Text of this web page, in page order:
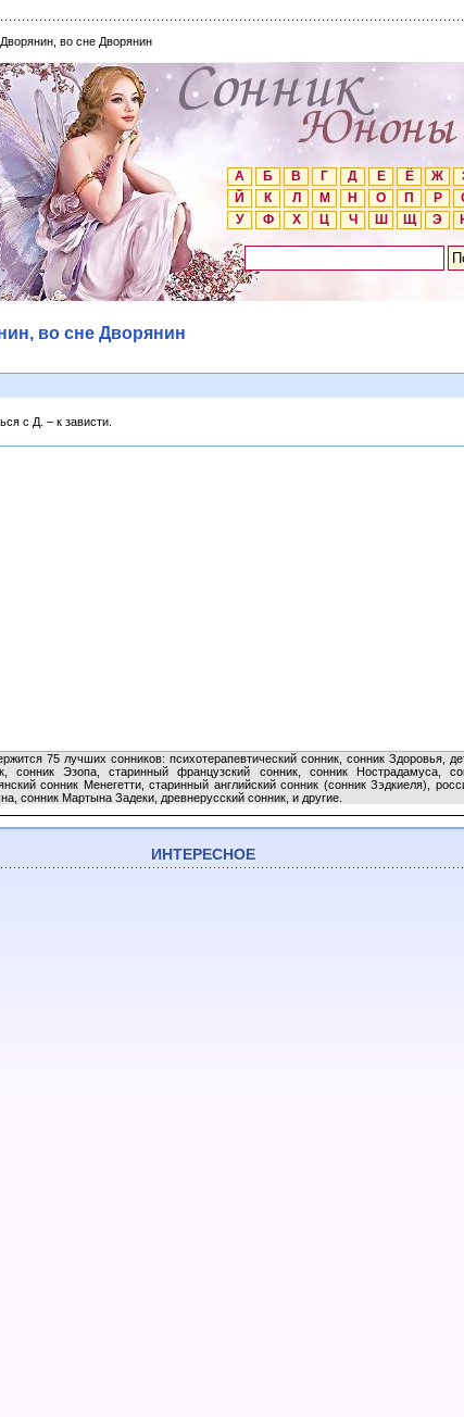
во сне Дворянин
А Б В Г Д Е Ё Ж
Й
К Л М Н О П Р
У
Ф Х Ц Ч Ш Щ Э
во сне Дворянин
с Д. – к зависти.
75 лучших сонников: психотерапевтический сонник, сонник Здоровья,
сонник Эзопа, старинный французский сонник, сонник Нострадамуса,
сонник Менегетти, старинный английский сонник (сонник Зэдкиеля),
сонник Мартына Задеки, древнерусский сонник, и другие.
ИНТЕРЕСНОЕ